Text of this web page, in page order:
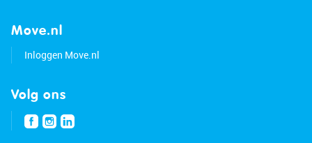
Move.nl
Inloggen Move.nl
Volg ons